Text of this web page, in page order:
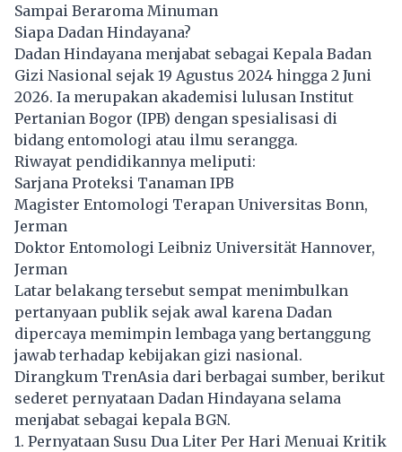
Sampai Beraroma Minuman
Siapa Dadan Hindayana?
Dadan Hindayana menjabat sebagai Kepala Badan
Gizi Nasional sejak 19 Agustus 2024 hingga 2 Juni
2026. Ia merupakan akademisi lulusan Institut
Pertanian Bogor (IPB) dengan spesialisasi di
bidang entomologi atau ilmu serangga.
Riwayat pendidikannya meliputi:
Sarjana Proteksi Tanaman IPB
Magister Entomologi Terapan Universitas Bonn,
Jerman
Doktor Entomologi Leibniz Universität Hannover,
Jerman
Latar belakang tersebut sempat menimbulkan
pertanyaan publik sejak awal karena Dadan
dipercaya memimpin lembaga yang bertanggung
jawab terhadap kebijakan gizi nasional.
Dirangkum TrenAsia dari berbagai sumber, berikut
sederet pernyataan Dadan Hindayana selama
menjabat sebagai kepala BGN.
1. Pernyataan Susu Dua Liter Per Hari Menuai Kritik